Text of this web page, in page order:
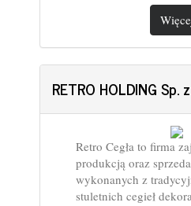
RETRO HOLDING Sp.
Retro Cegła to firma
produkcją oraz
wykonanych z
stuletnich cegieł